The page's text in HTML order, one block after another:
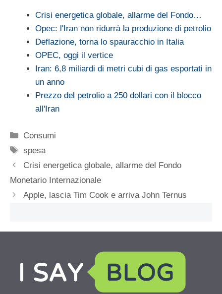
Crisi energetica globale, allarme del Fondo…
Opec: l'Iran non ridurrà la produzione di petrolio
Deflazione, torna lo spauracchio in Italia
OPEC, oggi il vertice
Iran: 6,8 miliardi di metri cubi di gas esportati in
un anno
Prezzo del petrolio a 250 dollari con il blocco
all'Iran
Categorie
Consumi
Tag
spesa
Crisi energetica globale, allarme del Fondo
Monetario Internazionale
Apple, lascia Tim Cook e arriva John Ternus